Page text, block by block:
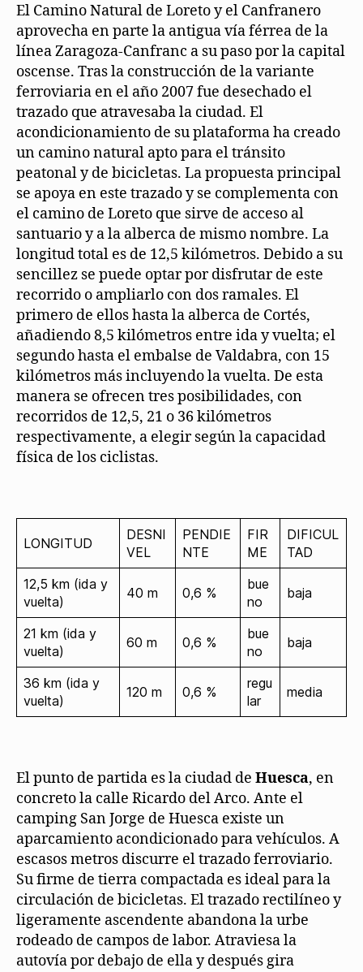
El Camino Natural de Loreto y el Canfranero
aprovecha en parte la antigua vía férrea de la
línea Zaragoza-Canfranc a su paso por la capital
oscense. Tras la construcción de la variante
ferroviaria en el año 2007 fue desechado el
trazado que atravesaba la ciudad. El
acondicionamiento de su plataforma ha creado
un camino natural apto para el tránsito
peatonal y de bicicletas. La propuesta principal
se apoya en este trazado y se complementa con
el camino de Loreto que sirve de acceso al
santuario y a la alberca de mismo nombre. La
longitud total es de 12,5 kilómetros. Debido a su
sencillez se puede optar por disfrutar de este
recorrido o ampliarlo con dos ramales. El
primero de ellos hasta la alberca de Cortés,
añadiendo 8,5 kilómetros entre ida y vuelta; el
segundo hasta el embalse de Valdabra, con 15
kilómetros más incluyendo la vuelta. De esta
manera se ofrecen tres posibilidades, con
recorridos de 12,5, 21 o 36 kilómetros
respectivamente, a elegir según la capacidad
física de los ciclistas.
LONGITUD
DESNI
VEL
PENDIE
NTE
FIR
ME
DIFICUL
TAD
12,5 km (ida y
vuelta)
40 m 0,6 %
bue
no
baja
21 km (ida y
vuelta)
60 m 0,6 %
bue
no
baja
36 km (ida y
vuelta)
120 m 0,6 %
regu
lar
media
El punto de partida es la ciudad de Huesca, en
concreto la calle Ricardo del Arco. Ante el
camping San Jorge de Huesca existe un
aparcamiento acondicionado para vehículos. A
escasos metros discurre el trazado ferroviario.
Su firme de tierra compactada es ideal para la
circulación de bicicletas. El trazado rectilíneo y
ligeramente ascendente abandona la urbe
rodeado de campos de labor. Atraviesa la
autovía por debajo de ella y después gira